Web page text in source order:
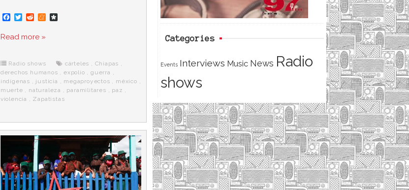
o r
Categories
Events Interviews Music News Radio
shows
F
e
o
k
T
t
r
R
d
M
e
D
r
a
Read more »
Radio shows cárteles , Chiapas ,
derechos humanos ,expolio ,guerra ,
indígenas , justicia , megaproyectos , méxico ,
muerte , naturaleza , paramilitares , paz ,
violencia , Zapatistas